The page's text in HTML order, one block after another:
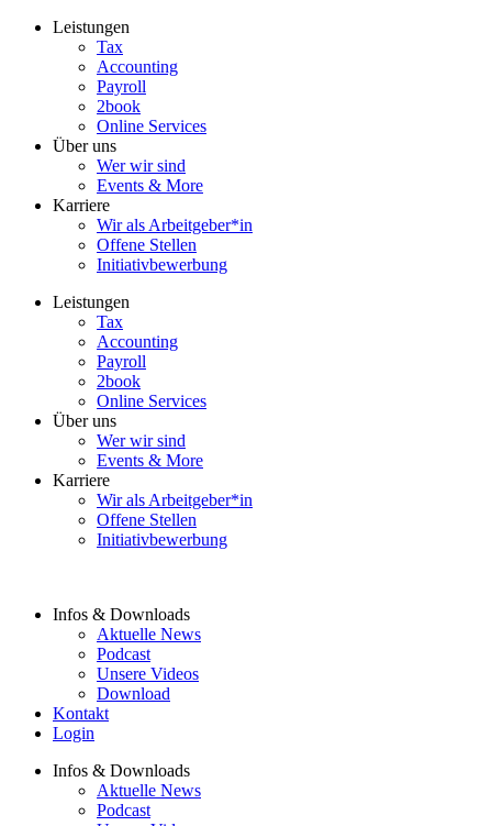
Zum
Leistungen
Tax
Accounting
Payroll
2book
Online Services
Über uns
Wer wir sind
Events & More
Karriere
Wir als Arbeitgeber*in
Offene Stellen
Initiativbewerbung
Leistungen
Tax
Accounting
Payroll
2book
Online Services
Über uns
Wer wir sind
Events & More
Karriere
Wir als Arbeitgeber*in
Offene Stellen
Initiativbewerbung
Infos & Downloads
Aktuelle News
Podcast
Unsere Videos
Download
Kontakt
Login
Infos & Downloads
Aktuelle News
Podcast